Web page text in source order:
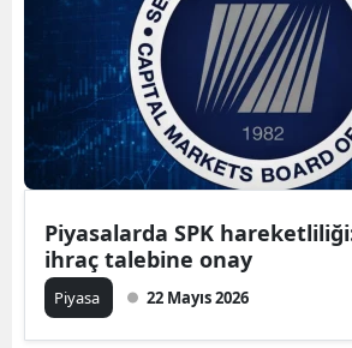
Piyasalarda SPK
ihraç talebine onay
Piyasa 22 Mayıs 2026